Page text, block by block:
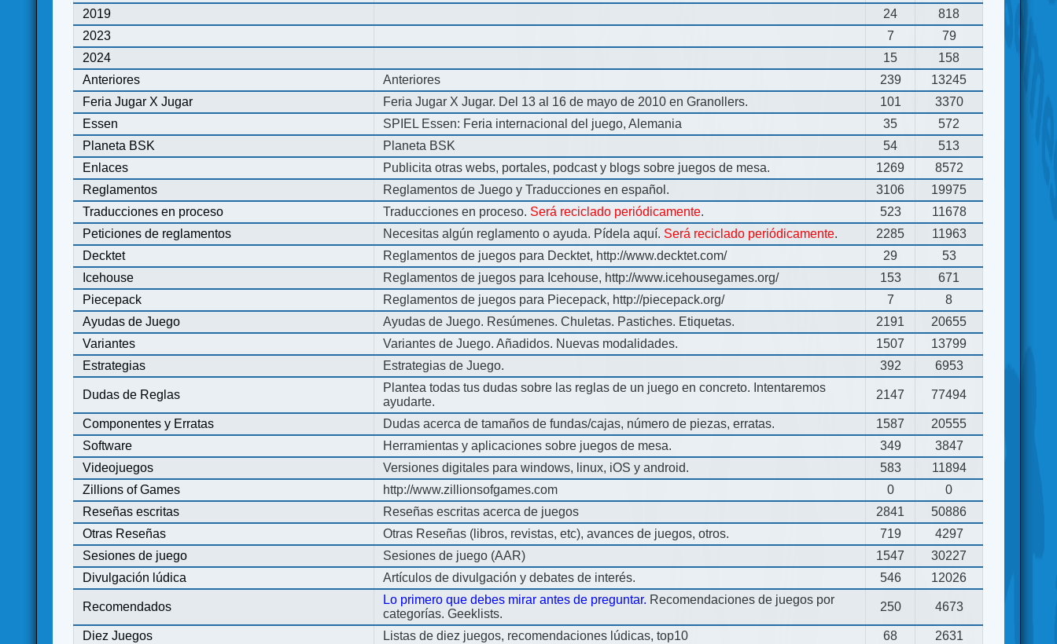
2019
24
818
2023
7
79
2024
15
158
Anteriores
Anteriores 239
13245
Feria Jugar X Jugar
Feria Jugar X Jugar. Del 13 al 16 de mayo de 2010 en Granollers. 101
3370
Essen
SPIEL Essen: Feria internacional del juego, Alemania 35
572
Planeta BSK
Planeta BSK 54
513
Enlaces
Publicita otras webs, portales, podcast y blogs sobre juegos de mesa. 1269
8572
Reglamentos
Reglamentos de Juego y Traducciones en español. 3106
19975
Traducciones en proceso
Traducciones en proceso. Será reciclado periódicamente. 523
11678
Peticiones de reglamentos
Necesitas algún reglamento o ayuda. Pídela aquí. Será reciclado periódicamente. 2285
11963
Decktet
Reglamentos de juegos para Decktet, http://www.decktet.com/ 29
53
Icehouse
Reglamentos de juegos para Icehouse, http://www.icehousegames.org/ 153
671
Piecepack
Reglamentos de juegos para Piecepack, http://piecepack.org/ 7
8
Ayudas de Juego
Ayudas de Juego. Resúmenes. Chuletas. Pastiches. Etiquetas. 2191
20655
Variantes
Variantes de Juego. Añadidos. Nuevas modalidades. 1507
13799
Estrategias
Estrategias de Juego. 392 6953
Dudas de Reglas
Plantea todas tus dudas sobre las reglas de un juego en concreto. Intentaremos
ayudarte.
2147 77494
Componentes y Erratas Dudas acerca de tamaños de fundas/cajas, número de piezas, erratas. 1587
20555
Software
Herramientas y aplicaciones sobre juegos de mesa. 349
3847
Videojuegos
Versiones digitales para windows, linux, iOS y android. 583
11894
Zillions of Games
http://www.zillionsofgames.com 0
0
Reseñas escritas
Reseñas escritas acerca de juegos 2841
50886
Otras Reseñas
Otras Reseñas (libros, revistas, etc), avances de juegos, otros. 719
4297
Sesiones de juego
Sesiones de juego (AAR) 1547
30227
Divulgación lúdica
Artículos de divulgación y debates de interés. 546 12026
Recomendados
Lo primero que debes mirar antes de preguntar. Recomendaciones de juegos por
categorías. Geeklists.
250 4673
Diez Juegos Listas de diez juegos, recomendaciones lúdicas, top10 68 2631